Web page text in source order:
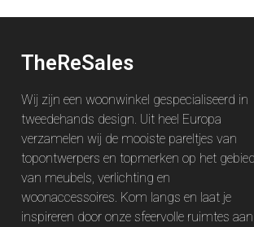
TheReSales
Wij zijn een woonwinkel gespecialiseerd in
tweedehands design. Uit heel Europa
verzamelen wij de mooiste pareltjes van
topontwerpers en topmerken op het gebied
van meubels, verlichting en
woonaccessoires. Kom langs en laat je
inspireren door onze sfeervolle ruimtes aan